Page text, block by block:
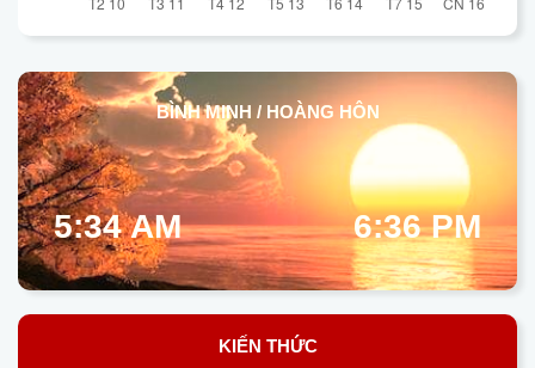
BÌNH MINH / HOÀNG HÔN
5:34 AM 6:36 PM
KIẾN THỨC